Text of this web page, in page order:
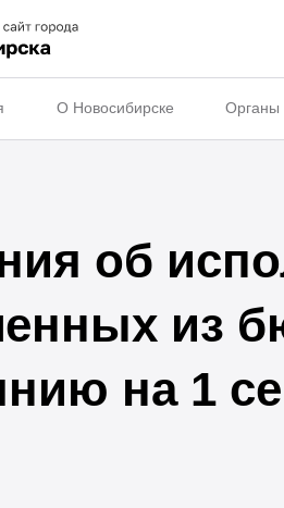
О Новосибирске Органы
об
из
на 1